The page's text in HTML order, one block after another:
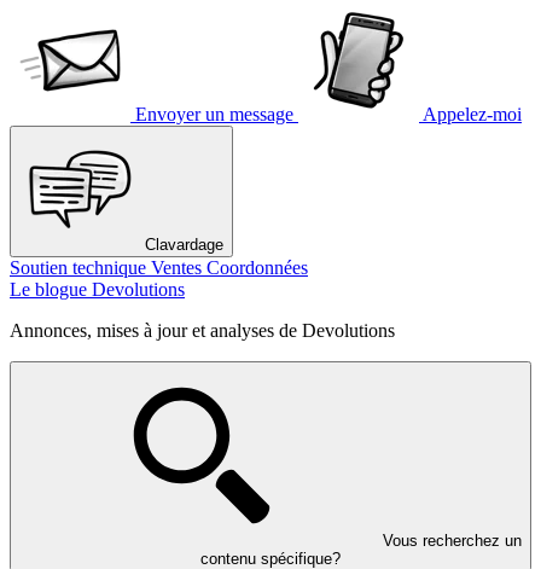
Envoyer un message Appelez-moi
Clavardage
Soutien technique Ventes Coordonnées
Le blogue Devolutions
Annonces, mises à jour et analyses de Devolutions
Vous recherchez un
contenu spécifique?